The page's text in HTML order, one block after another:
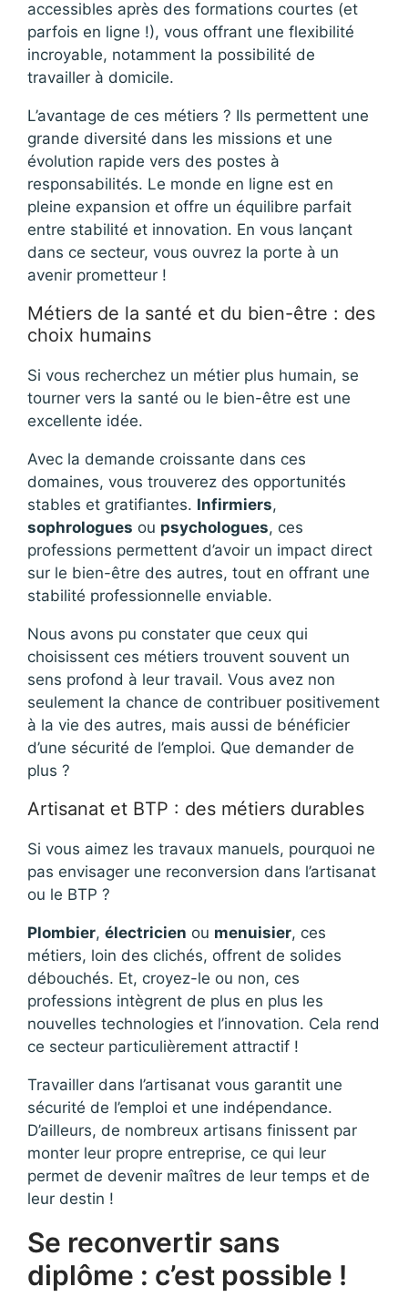
accessibles après des formations courtes (et
parfois en ligne !), vous offrant une flexibilité
incroyable, notamment la possibilité de
travailler à domicile.
L’avantage de ces métiers ? Ils permettent une
grande diversité dans les missions et une
évolution rapide vers des postes à
responsabilités. Le monde en ligne est en
pleine expansion et offre un équilibre parfait
entre stabilité et innovation. En vous lançant
dans ce secteur, vous ouvrez la porte à un
avenir prometteur !
Métiers de la santé et du bien-être : des
choix humains
Si vous recherchez un métier plus humain, se
tourner vers la santé ou le bien-être est une
excellente idée.
Avec la demande croissante dans ces
domaines, vous trouverez des opportunités
stables et gratifiantes. Infirmiers,
sophrologues ou psychologues, ces
professions permettent d’avoir un impact direct
sur le bien-être des autres, tout en offrant une
stabilité professionnelle enviable.
Nous avons pu constater que ceux qui
choisissent ces métiers trouvent souvent un
sens profond à leur travail. Vous avez non
seulement la chance de contribuer positivement
à la vie des autres, mais aussi de bénéficier
d’une sécurité de l’emploi. Que demander de
plus ?
Artisanat et BTP : des métiers durables
Si vous aimez les travaux manuels, pourquoi ne
pas envisager une reconversion dans l’artisanat
ou le BTP ?
Plombier, électricien ou menuisier, ces
métiers, loin des clichés, offrent de solides
débouchés. Et, croyez-le ou non, ces
professions intègrent de plus en plus les
nouvelles technologies et l’innovation. Cela rend
ce secteur particulièrement attractif !
Travailler dans l’artisanat vous garantit une
sécurité de l’emploi et une indépendance.
D’ailleurs, de nombreux artisans finissent par
monter leur propre entreprise, ce qui leur
permet de devenir maîtres de leur temps et de
leur destin !
Se reconvertir sans
diplôme : c’est possible !